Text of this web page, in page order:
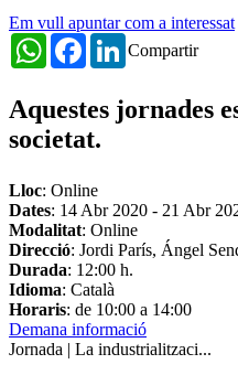
Em vull apuntar com a interessat
Compartir
WhatsAppFacebookLinkedIn
Aquestes jornades
societat.
Lloc: Online
Dates: 14 Abr 2020 - 21 Abr
Modalitat: Online
Direcció: Jordi París, Ángel
Durada: 12:00 h.
Idioma: Català
Horaris: de 10:00 a 14:00
Demana informació
Jornada | La industrialitzaci...